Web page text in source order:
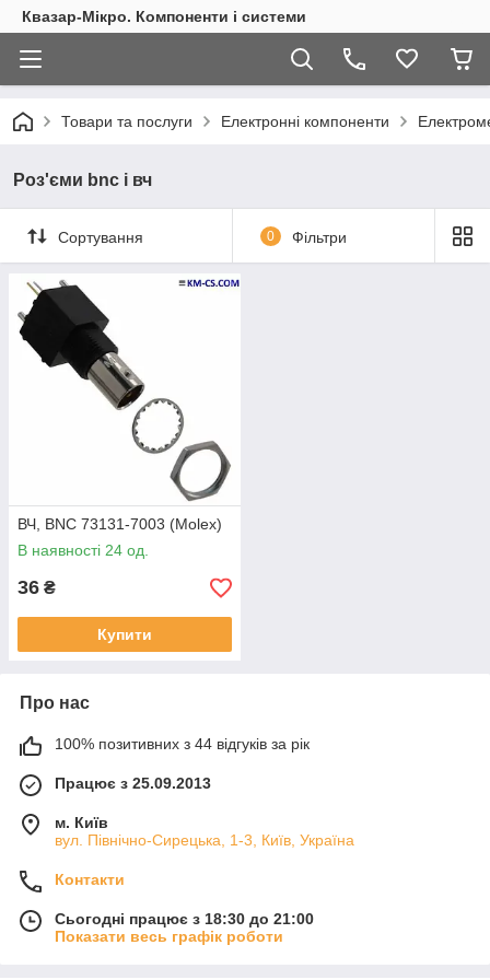
Квазар-Мікро. Компоненти і системи
Товари та послуги Електронні компоненти
Роз'єми bnc і вч
Сортування 0 Фільтри
ВЧ, BNC 73131-7003 (Molex)
В наявності 24 од.
36 ₴
Купити
Про нас
100% позитивних з 44 відгуків за рік
Працює з 25.09.2013
м. Київ
вул. Північно-Сирецька, 1-3, Київ, Україна
Контакти
Сьогодні працює з 18:30 до 21:00
Показати весь графік роботи